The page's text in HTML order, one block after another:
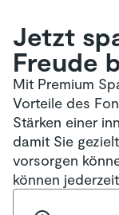
Jetzt
Freude
Mit Premium
Vorteile des
Stärken einer
damit Sie
vorsorgen
können